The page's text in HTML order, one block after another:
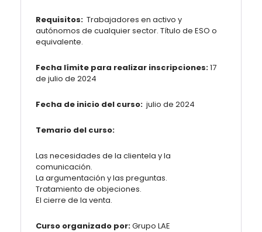
Requisitos: Trabajadores en activo y
autónomos de cualquier sector. Título de ESO o
equivalente.
Fecha límite para realizar inscripciones:17
de julio de 2024
Fecha de inicio del curso: julio de 2024
Temario del curso:
Las necesidades de la clientela y la
comunicación.
La argumentación y las preguntas.
Tratamiento de objeciones.
El cierre de la venta.
Curso organizado por:Grupo LAE